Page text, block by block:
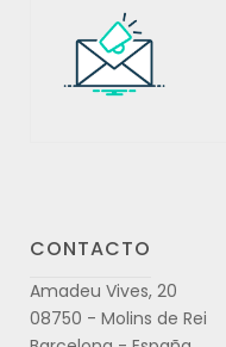
CONTACTO
Amadeu Vives, 20
08750 - Molins de Rei